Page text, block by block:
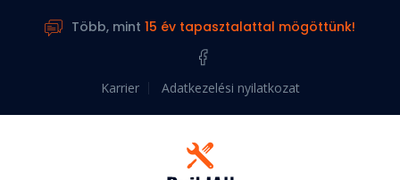
Több, mint 15 év tapasztalattal mögöttünk!
Karrier Adatkezelési nyilatkozat